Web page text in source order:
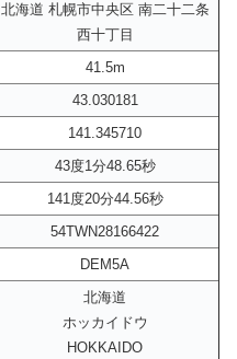
北海道 札幌市中央区 南二十二条
西十丁目
41.5m
43.030181
141.345710
43度1分48.65秒
141度20分44.56秒
54TWN28166422
DEM5A
北海道
ホッカイドウ
HOKKAIDO